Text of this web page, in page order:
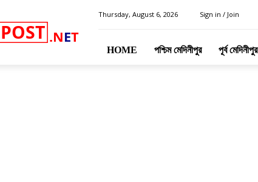
.NET
POST
Thursday, August 6, 2026 Sign in / Join
HOME পশ্চিম মেদিনীপুর পূর্ব মেদিনীপুর